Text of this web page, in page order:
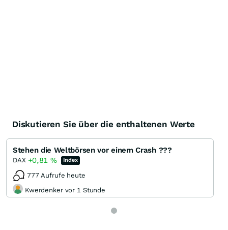
Diskutieren Sie über die enthaltenen Werte
Stehen die Weltbörsen vor einem Crash ???
DAX +0,81 % Index
777 Aufrufe heute
Kwerdenker vor 1 Stunde